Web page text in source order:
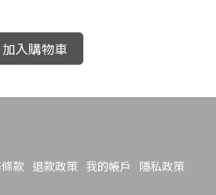
加入購物車
款 退款政策 我的帳戶 隱私政策